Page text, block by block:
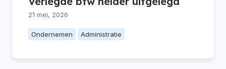
21 mei, 2026
Ondernemen Administratie